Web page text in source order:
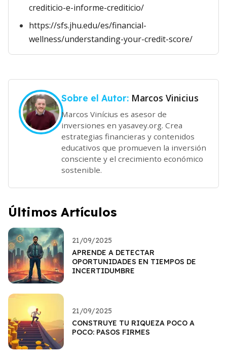
crediticio-e-informe-crediticio/
https://sfs.jhu.edu/es/financial-
wellness/understanding-your-credit-score/
Sobre el Autor: Marcos Vinicius
Marcos Vinícius es asesor de
inversiones en yasavey.org. Crea
estrategias financieras y contenidos
educativos que promueven la inversión
consciente y el crecimiento económico
sostenible.
Últimos Artículos
21/09/2025
APRENDE A DETECTAR
OPORTUNIDADES EN TIEMPOS DE
INCERTIDUMBRE
21/09/2025
CONSTRUYE TU RIQUEZA POCO A
POCO: PASOS FIRMES